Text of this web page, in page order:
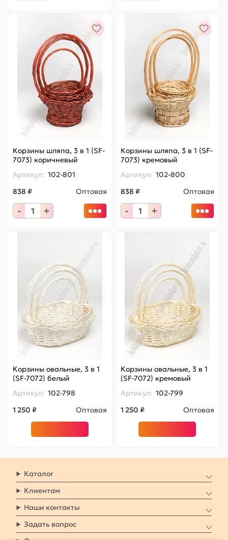
Корзины шляпа, 3 в 1 (SF-
7073) коричневый
Артикул: 102-801
838 ₽
Оптовая
- +
Корзины шляпа, 3 в 1 (SF-
7073) кремовый
Артикул: 102-800
838 ₽
Оптовая
- +
Корзины овальные, 3 в 1
(SF-7072) белый
Артикул: 102-798
1 250 ₽
Оптовая
Корзины овальные, 3 в 1
(SF-7072) кремовый
Артикул: 102-799
1 250 ₽
Оптовая
Каталог
Клиентам
Наши контакты
Задать вопрос